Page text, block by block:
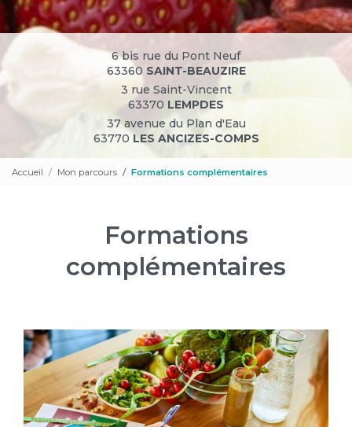
6 bis rue du Pont Neuf
63360 SAINT-BEAUZIRE
3 rue Saint-Vincent
63370 LEMPDES
37 avenue du Plan d'Eau
63770 LES ANCIZES-COMPS
Accueil Mon parcours Formations complémentaires
Formations
complémentaires